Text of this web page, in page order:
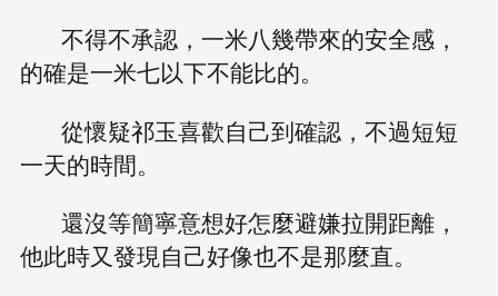
不得不承認，一米八幾帶來的安全感，
的確是一米七以下不能比的。
從懷疑祁玉喜歡自己到確認，不過短短
一天的時間。
還沒等簡寧意想好怎麼避嫌拉開距離，
他此時又發現自己好像也不是那麼直。